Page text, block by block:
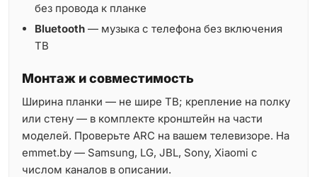
без провода к планке
Bluetooth — музыка с телефона без включения
ТВ
Монтаж и совместимость
Ширина планки — не шире ТВ; крепление на полку
или стену — в комплекте кронштейн на части
моделей. Проверьте ARC на вашем телевизоре. На
emmet.by — Samsung, LG, JBL, Sony, Xiaomi с
числом каналов в описании.